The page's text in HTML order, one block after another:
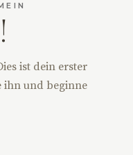
ist dein erster
ihn und beginne